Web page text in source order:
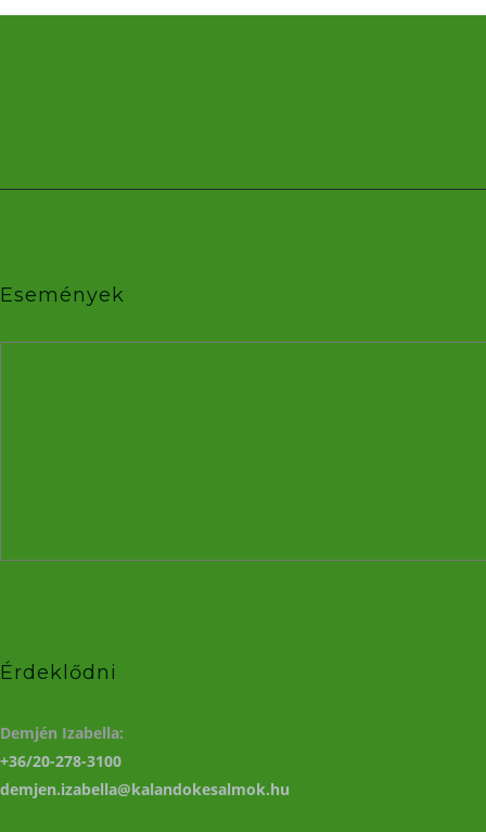
Események
Érdeklődni
Demjén Izabella:
+36/20-278-3100
demjen.izabella@kalandokesalmok.hu